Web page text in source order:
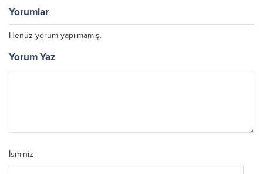
Yorumlar
Henüz yorum yapılmamış.
Yorum Yaz
İsminiz